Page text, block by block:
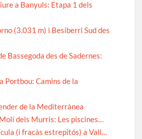
a Banyuls: Etapa 1 dels
(3.031 m) i Besiberri Sud des
Bassegoda des de Sadernes:
Portbou: Camins de la
de la Mediterrànea
dels Murris: Les piscines…
(i fracàs estrepitós) a Vall…